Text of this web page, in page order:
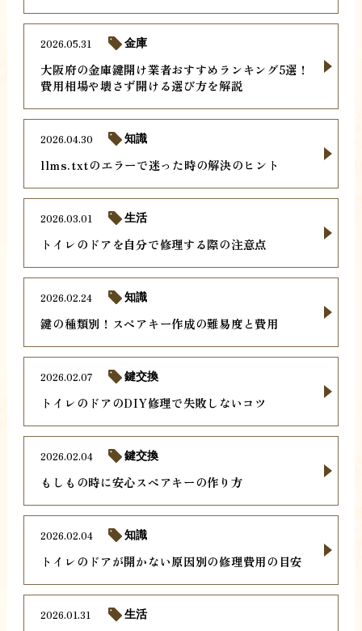
大阪府の金庫鍵開け業者おすすめランキング5選！
費用相場や壊さず開ける選び方を解説
2026.05.31 金庫
llms.txtのエラーで迷った時の解決のヒント
2026.04.30 知識
トイレのドアを自分で修理する際の注意点
2026.03.01 生活
鍵の種類別！スペアキー作成の難易度と費用
2026.02.24 知識
トイレのドアのDIY修理で失敗しないコツ
2026.02.07 鍵交換
もしもの時に安心スペアキーの作り方
2026.02.04 鍵交換
トイレのドアが開かない原因別の修理費用の目安
2026.02.04 知識
2026.01.31 生活